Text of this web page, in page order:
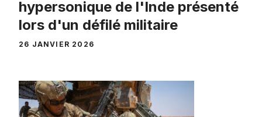
hypersonique de l'Inde présenté
lors d'un défilé militaire
26 JANVIER 2026